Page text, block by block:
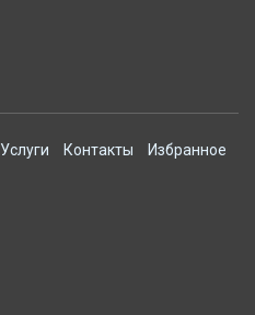
Услуги Контакты
Избранное